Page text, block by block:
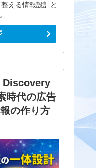
える情報設計と
Discovery
時代の広告
の作り方